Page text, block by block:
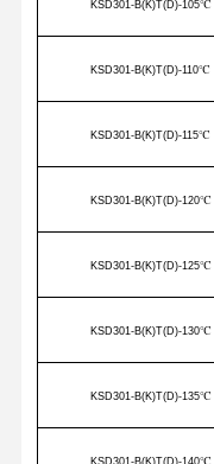
KSD301-B(K)T(D)-105℃
KSD301-B(K)T(D)-110℃
KSD301-B(K)T(D)-115℃
KSD301-B(K)T(D)-120℃
KSD301-B(K)T(D)-125℃
KSD301-B(K)T(D)-130℃
KSD301-B(K)T(D)-135℃